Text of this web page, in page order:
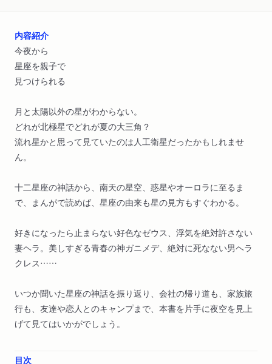
内容紹介
今夜から
星座を親子で
見つけられる
月と太陽以外の星がわからない。
どれが北極星でどれが夏の大三角？
流れ星かと思って見ていたのは人工衛星だったかもしれませ
ん。
十二星座の神話から、南天の星空、惑星やオーロラに至るま
で、まんがで読めば、星座の由来も星の見方もすぐわかる。
好きになったら止まらない好色なゼウス、浮気を絶対許さない
妻ヘラ。美しすぎる青春の神ガニメデ、絶対に死なない男ヘラ
クレス……
いつか聞いた星座の神話を振り返り、会社の帰り道も、家族旅
行も、友達や恋人とのキャンプまで、本書を片手に夜空を見上
げて見てはいかがでしょう。
目次